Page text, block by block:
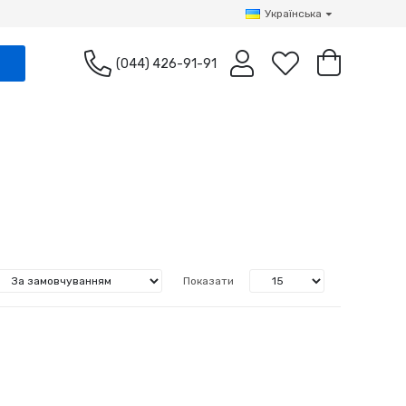
Українська
(044) 426-91-91
Показати